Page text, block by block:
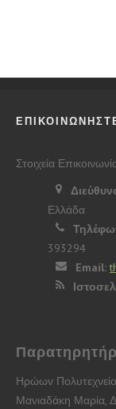
Στοιχεία
Ελλάδα
393294
Email:
Ηρώων
Μανιαδάκη Μαρία,